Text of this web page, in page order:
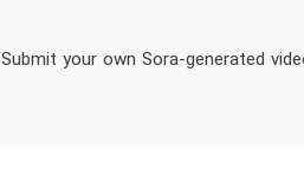
Submit your own Sora-generated